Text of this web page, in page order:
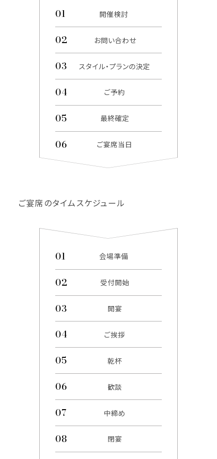
開催検討
お問い合わせ
スタイル・プランの決定
ご予約
最終確定
ご宴席当日
ご宴席のタイムスケジュール
会場準備
受付開始
開宴
ご挨拶
乾杯
歓談
中締め
閉宴